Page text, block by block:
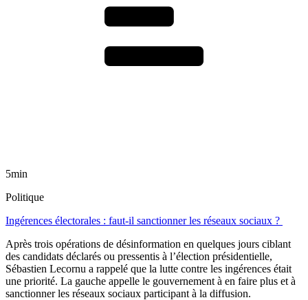
5min
Politique
Ingérences électorales : faut-il sanctionner les réseaux sociaux ?
Après trois opérations de désinformation en quelques jours ciblant
des candidats déclarés ou pressentis à l’élection présidentielle,
Sébastien Lecornu a rappelé que la lutte contre les ingérences était
une priorité. La gauche appelle le gouvernement à en faire plus et à
sanctionner les réseaux sociaux participant à la diffusion.